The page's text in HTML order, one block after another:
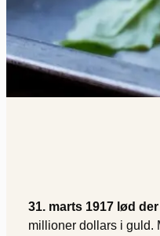
31. marts 1917 lød
millioner dollars i guld.